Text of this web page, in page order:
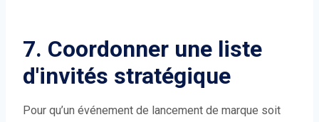
7. Coordonner une liste
d'invités stratégique
Pour qu’un événement de lancement de marque soit